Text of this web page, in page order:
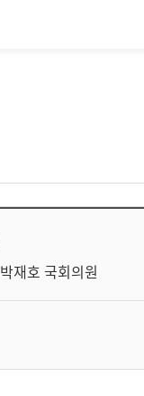
박재호 국회의원